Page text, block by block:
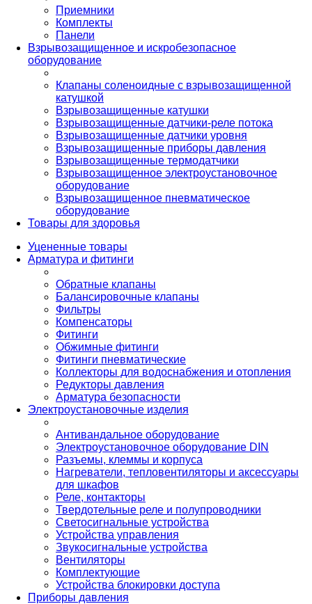
Приемники
Комплекты
Панели
Взрывозащищенное и искробезопасное
оборудование
Клапаны соленоидные с взрывозащищенной
катушкой
Взрывозащищенные катушки
Взрывозащищенные датчики-реле потока
Взрывозащищенные датчики уровня
Взрывозащищенные приборы давления
Взрывозащищенные термодатчики
Взрывозащищенное электроустановочное
оборудование
Взрывозащищенное пневматическое
оборудование
Товары для здоровья
Уцененные товары
Арматура и фитинги
Обратные клапаны
Балансировочные клапаны
Фильтры
Компенсаторы
Фитинги
Обжимные фитинги
Фитинги пневматические
Коллекторы для водоснабжения и отопления
Редукторы давления
Арматура безопасности
Электроустановочные изделия
Антивандальное оборудование
Электроустановочное оборудование DIN
Разъемы, клеммы и корпуса
Нагреватели, тепловентиляторы и аксессуары
для шкафов
Реле, контакторы
Твердотельные реле и полупроводники
Светосигнальные устройства
Устройства управления
Звукосигнальные устройства
Вентиляторы
Комплектующие
Устройства блокировки доступа
Приборы давления